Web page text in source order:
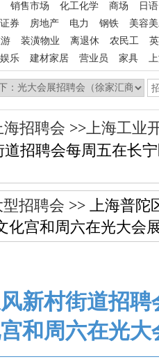
销售市场 化工化学 商场
日
券 房地产 电力 钢铁
美容
装潢物业 离退休 农民工
娱乐 建材家居 营业员 家具
海招聘会 >>上海工业
道招聘会每周五在长
型招聘会 >> 上海普陀
化宫和周六在光大会
新村街道招
和周六在光